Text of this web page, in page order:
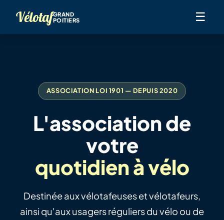
VélotafGRAND
POITIERS
☰
ASSOCIATION LOI 1901 — DEPUIS 2020
L'association de
votre
quotidien à vélo
Destinée aux vélotafeuses et vélotafeurs,
ainsi qu'aux usagers réguliers du vélo ou de